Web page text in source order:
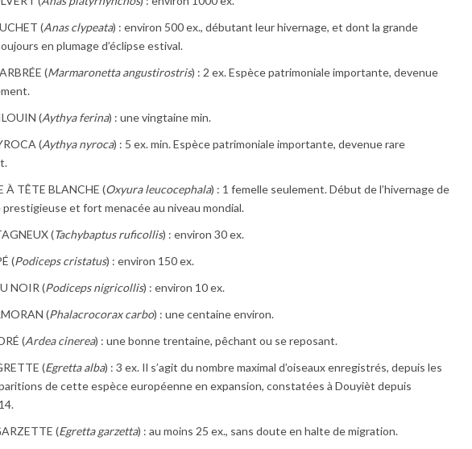
(Anas clypeata) : environ 500 ex., débutant leur hivernage, et dont la grande
en plumage d’éclipse estival.
(Marmaronetta angustirostris) : 2 ex. Espèce patrimoniale importante, devenue
(Aythya ferina) : une vingtaine min.
(Aythya nyroca) : 5 ex. min. Espèce patrimoniale importante, devenue rare
À TÊTE BLANCHE (Oxyura leucocephala) : 1 femelle seulement. Début de l’hivernage de
et fort menacée au niveau mondial.
(Tachybaptus ruficollis) : environ 30 ex.
(Podiceps cristatus) : environ 150 ex.
NOIR (Podiceps nigricollis) : environ 10 ex.
(Phalacrocorax carbo) : une centaine environ.
(Ardea cinerea) : une bonne trentaine, pêchant ou se reposant.
(Egretta alba) : 3 ex. Il s’agit du nombre maximal d’oiseaux enregistrés, depuis les
de cette espèce européenne en expansion, constatées à Douyièt depuis
(Egretta garzetta) : au moins 25 ex., sans doute en halte de migration.